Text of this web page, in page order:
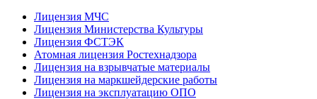
Лицензия МЧС
Лицензия Министерства Культуры
Лицензия ФСТЭК
Атомная лицензия Ростехнадзора
Лицензия на взрывчатые материалы
Лицензия на маркшейдерские работы
Лицензия на эксплуатацию ОПО